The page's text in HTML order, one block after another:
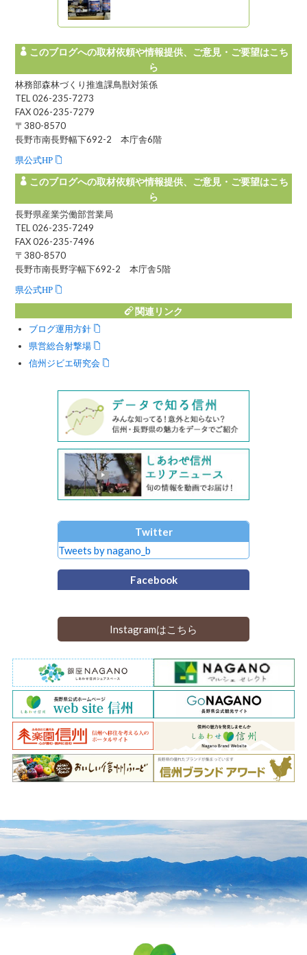
このブログへの取材依頼や情報提供、ご意見・ご要望はこち
ら
林務部森林づくり推進課鳥獣対策係
TEL 026-235-7273
FAX 026-235-7279
〒380-8570
長野市南長野幅下692-2 本庁舎6階
県公式HP
このブログへの取材依頼や情報提供、ご意見・ご要望はこち
ら
長野県産業労働部営業局
TEL 026-235-7249
FAX 026-235-7496
〒380-8570
長野市南長野字幅下692-2 本庁舎5階
県公式HP
関連リンク
ブログ運用方針
県営総合射撃場
信州ジビエ研究会
Twitter
Tweets by nagano_b
Facebook
Instagramはこちら